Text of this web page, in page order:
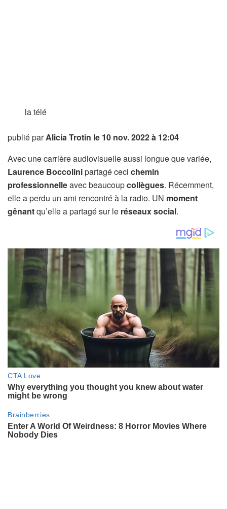
la télé
publié parAlicia Trotin le 10 nov. 2022 à 12:04
Avec une carrière audiovisuelle aussi longue que variée,
Laurence Boccolinipartagé ceci chemin
professionnelleavec beaucoupcollègues. Récemment,
elle a perdu un ami rencontré à la radio. UN moment
gênantqu’elle a partagé sur le réseauxsocial.